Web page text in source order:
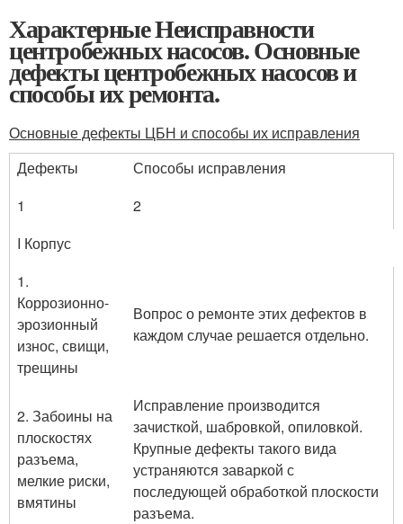
Характерные Неисправности
центробежных насосов. Основные
дефекты центробежных насосов и
способы их ремонта.
Основные дефекты ЦБН и способы их исправления
Дефекты
Способы исправления
1
2
I Корпус
1.
Коррозионно-
эрозионный
износ, свищи,
трещины
Вопрос о ремонте этих дефектов в
каждом случае решается отдельно.
2. Забоины на
плоско­стях
разъема,
мелкие риски,
вмятины
Исправление производится
зачисткой, шабровкой, опиловкой.
Крупные дефекты такого вида
устраня­ются заваркой с
последующей обработкой плоскости
разъема.